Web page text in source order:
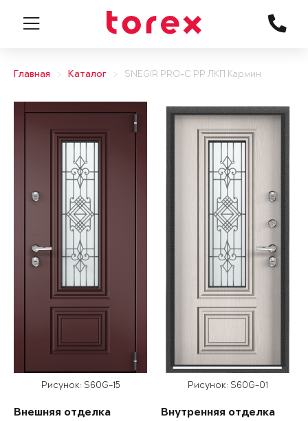
Главная Каталог SNEGIR PRO-C PP ЛКП Кармин
Рисунок: S60G-15
Внешняя отделка
Рисунок: S60G-01
Внутренняя отделка